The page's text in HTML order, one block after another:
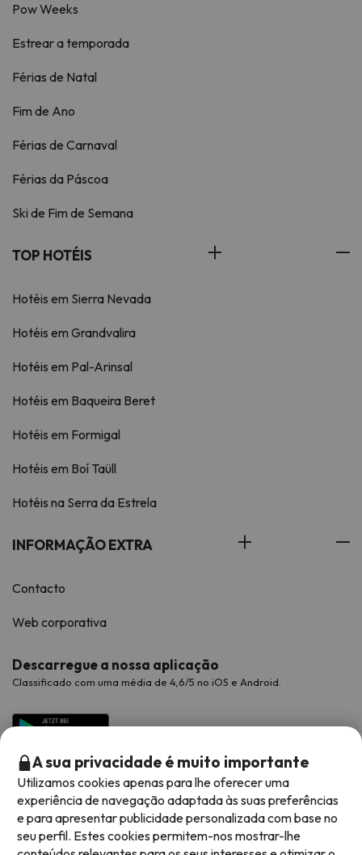
Pow Weeks
Estrear a temporada
Férias de Natal
Fim de Ano
Férias de Carnaval
Férias da Páscoa
Ski de Fim de Semana
TOP HOTÉIS
Hotéis em Sierra Nevada
Hotéis em Grandvalira
Hotéis em Pal-Arinsal
Hotéis em Baqueira Beret
Hotéis em Formigal
Hotéis em Boí Taüll
Hotéis na Serra da Estrela
INFORMAÇÃO EXTRA
Contacto
Web corporativa
Descarregue a nossa aplicação
Classificado com uma média de 4,6/5 no iOS e Android.
A sua privacidade é muito importante
Utilizamos cookies apenas para lhe oferecer uma
experiência de navegação adaptada às suas preferências
e para apresentar publicidade personalizada com base no
seu perfil. Estes cookies permitem-nos mostrar-lhe